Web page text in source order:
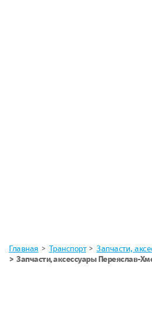
Главная Транспорт
Запчасти,
Запчасти, аксессуары Переяслав-